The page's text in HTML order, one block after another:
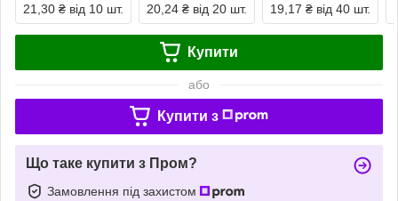
21,30 ₴ від 10 шт. 20,24 ₴ від 20 шт. 19,17 ₴ від 40 шт.
Купити
або
Купити з
Що таке купити з Пром?
Замовлення під захистом